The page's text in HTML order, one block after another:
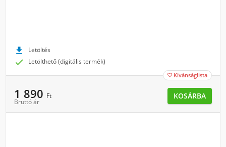
 Letöltés
 Letölthető (digitális termék)
 Kívánságlista
1 890 Ft
Bruttó ár
KOSÁRBA